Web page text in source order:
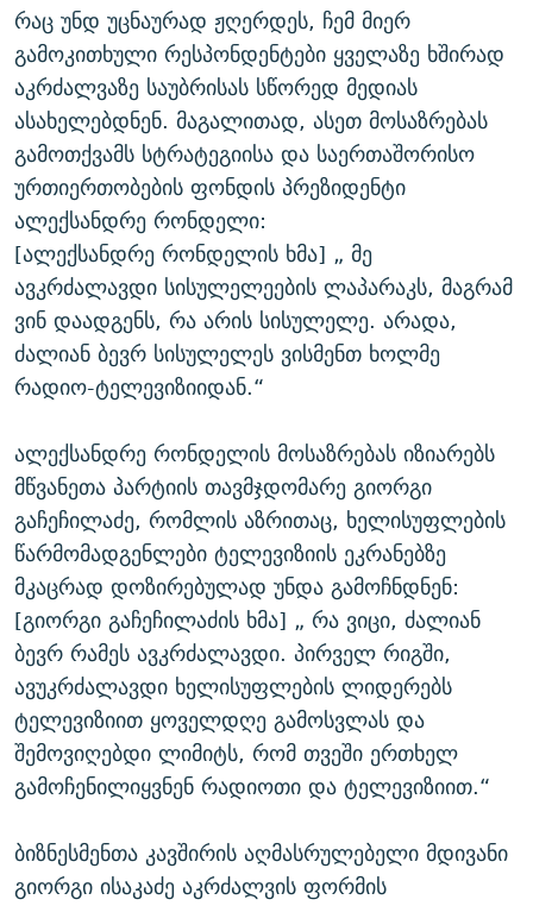
რაც უნდ უცნაურად ჟღერდეს, ჩემ მიერ
გამოკითხული რესპონდენტები ყველაზე ხშირად
აკრძალვაზე საუბრისას სწორედ მედიას
ასახელებდნენ. მაგალითად, ასეთ მოსაზრებას
გამოთქვამს სტრატეგიისა და საერთაშორისო
ურთიერთობების ფონდის პრეზიდენტი
ალექსანდრე რონდელი:
[ალექსანდრე რონდელის ხმა] „ მე
ავკრძალავდი სისულელეების ლაპარაკს, მაგრამ
ვინ დაადგენს, რა არის სისულელე. არადა,
ძალიან ბევრ სისულელეს ვისმენთ ხოლმე
რადიო-ტელევიზიიდან.“
ალექსანდრე რონდელის მოსაზრებას იზიარებს
მწვანეთა პარტიის თავმჯდომარე გიორგი
გაჩეჩილაძე, რომლის აზრითაც, ხელისუფლების
წარმომადგენლები ტელევიზიის ეკრანებზე
მკაცრად დოზირებულად უნდა გამოჩნდნენ:
[გიორგი გაჩეჩილაძის ხმა] „ რა ვიცი, ძალიან
ბევრ რამეს ავკრძალავდი. პირველ რიგში,
ავუკრძალავდი ხელისუფლების ლიდერებს
ტელევიზიით ყოველდღე გამოსვლას და
შემოვიღებდი ლიმიტს, რომ თვეში ერთხელ
გამოჩენილიყვნენ რადიოთი და ტელევიზიით.“
ბიზნესმენთა კავშირის აღმასრულებელი მდივანი
გიორგი ისაკაძე აკრძალვის ფორმის